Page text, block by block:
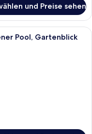
und Preise sehen
mit einem
Pool, Gartenblick